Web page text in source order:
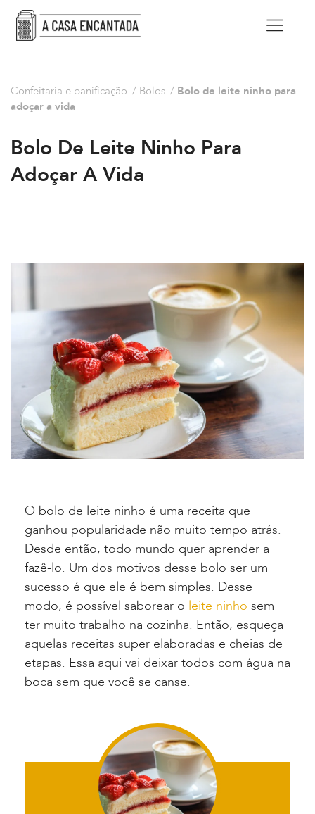
Confeitaria e panificação / Bolos / Bolo de leite ninho para
adoçar a vida
Bolo De Leite Ninho Para
Adoçar A Vida
O bolo de leite ninho é uma receita que
ganhou popularidade não muito tempo atrás.
Desde então, todo mundo quer aprender a
fazê-lo. Um dos motivos desse bolo ser um
sucesso é que ele é bem simples. Desse
modo, é possível saborear o leite ninho sem
ter muito trabalho na cozinha. Então, esqueça
aquelas receitas super elaboradas e cheias de
etapas. Essa aqui vai deixar todos com água na
boca sem que você se canse.